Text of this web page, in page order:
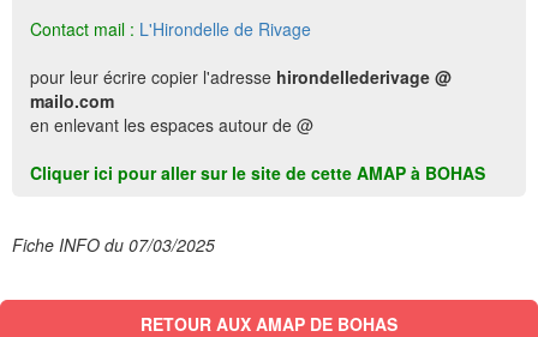
Contact mail : L'Hirondelle de Rivage
pour leur écrire copier l'adresse hirondellederivage @
mailo.com
en enlevant les espaces autour de @
Cliquer ici pour aller sur le site de cette AMAP à BOHAS
Fiche INFO du 07/03/2025
RETOUR AUX AMAP DE BOHAS